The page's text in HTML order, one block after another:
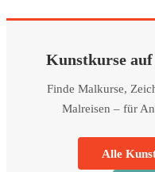
Kunstkurse auf
Finde Malkurse,
Malreisen – für
Alle